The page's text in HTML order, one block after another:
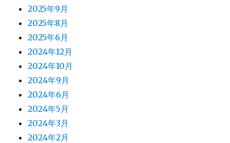
2025年9月
2025年8月
2025年6月
2024年12月
2024年10月
2024年9月
2024年6月
2024年5月
2024年3月
2024年2月